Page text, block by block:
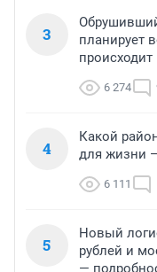
о
14 360
2
«Плохо, как
судьбе
13 971
3
планирует
происходит